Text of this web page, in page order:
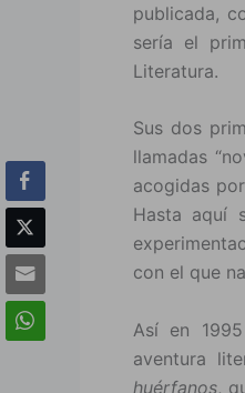
publicada,
sería el
Literatura.
Sus dos
llamadas
acogidas
Hasta aquí
con el que
Así en
aventura
huérfanos,